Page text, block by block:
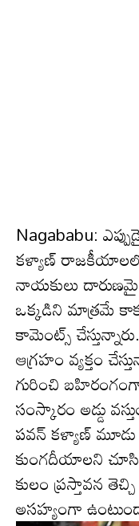
Nagababu:
క‌ళ్యాణ్
నాయ‌కులు దారుణ‌మై
ఒక్క‌డిని మాత్ర‌మే
కామెంట్స్
ఆగ్ర‌హం వ్య‌క్తం
గురించి
సంస్కారం అడ్డు
ప‌వ‌న్ క‌ళ్యాణ్
కుంగ‌దీయాల‌ని చూసిన
కులం ప్ర‌స్తావ‌న
అస‌హ్యంగా